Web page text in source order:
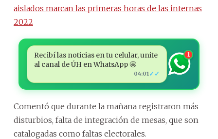
aislados marcan las primeras horas de las internas
2022
Recibí las noticias en tu celular, unite
al canal de ÚH en WhatsApp 🤩
04:01 ✓✓
1
Comentó que durante la mañana registraron más
disturbios, falta de integración de mesas, que son
catalogadas como faltas electorales.